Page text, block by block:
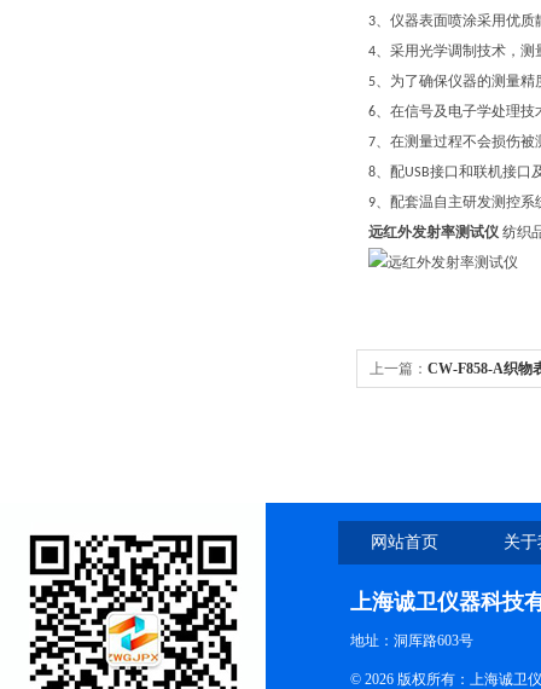
3、仪器表面喷涂采用优质
4、采用光学调制技术，
5、为了确保仪器的测量
6、在信号及电子学处理
7、在测量过程不会损伤被
8、配USB接口和联机接口
9、配套温自主研发测控系
远红外发射率测试仪 纺织
上一篇： CW-F858-A织物
网站首页 关
上海诚卫仪器科技
地址：洞厍路603号
© 2026 版权所有：上海诚卫